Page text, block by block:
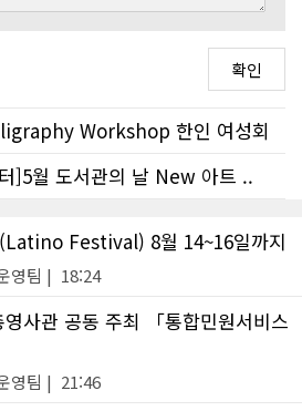
Workshop 한인 여성회
]5월 도서관의 날 New 아트 ..
Festival) 8월 14~16일까지
영팀 | 18:24
사관 공동 주최 「통합민원서비스
영팀 | 21:46